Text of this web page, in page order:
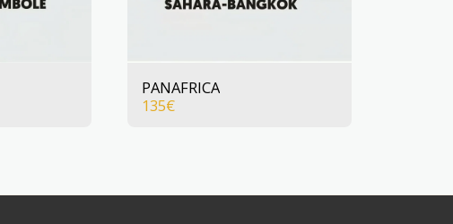
PANAFRICA
135€